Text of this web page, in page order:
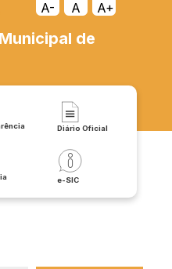
A- A A+
de
Diário Oficial
e-SIC